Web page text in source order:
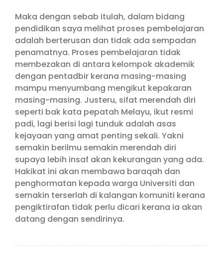
Maka dengan sebab itulah, dalam bidang
pendidikan saya melihat proses pembelajaran
adalah berterusan dan tidak ada sempadan
penamatnya. Proses pembelajaran tidak
membezakan di antara kelompok akademik
dengan pentadbir kerana masing-masing
mampu menyumbang mengikut kepakaran
masing-masing. Justeru, sifat merendah diri
seperti bak kata pepatah Melayu, ikut resmi
padi, lagi berisi lagi tunduk adalah asas
kejayaan yang amat penting sekali. Yakni
semakin berilmu semakin merendah diri
supaya lebih insaf akan kekurangan yang ada.
Hakikat ini akan membawa baraqah dan
penghormatan kepada warga Universiti dan
semakin terserlah di kalangan komuniti kerana
pengiktirafan tidak perlu dicari kerana ia akan
datang dengan sendirinya.